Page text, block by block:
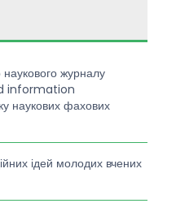
журналу
information
наукових фахових
ідей молодих вчених